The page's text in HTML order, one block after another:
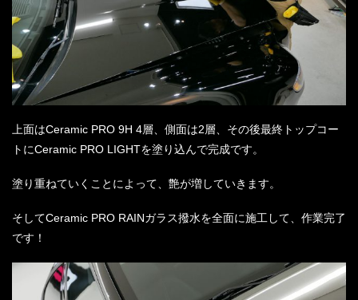
上面はCeramic PRO 9H 4層、側面は2層、その後最終トップコー
トにCeramic PRO LIGHTを塗り込んで完成です。
塗り重ねていくことによって、艶が増していきます。
そしてCeramic PRO RAINガラス撥水を全面に施工して、作業完了
です！